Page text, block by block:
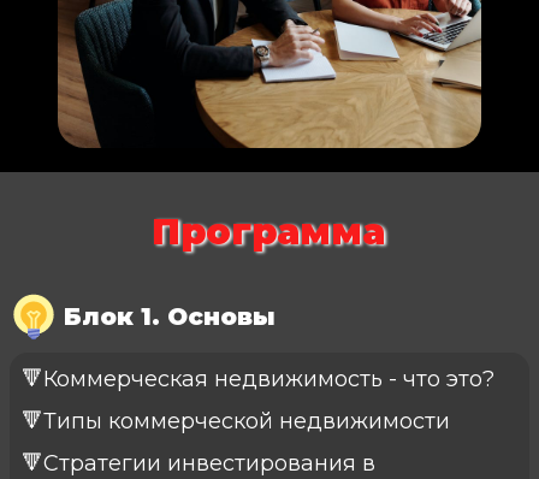
Программа
Блок 1. Основы
🔻Коммерческая недвижимость - что это?
🔻Типы коммерческой недвижимости
🔻Стратегии инвестирования в